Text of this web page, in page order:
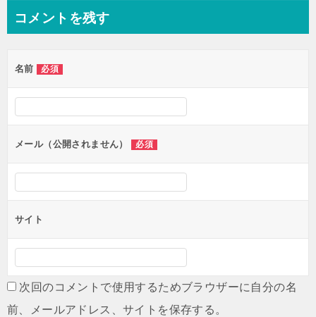
ビ
ー
シ
ョ
ン
コメントを残す
名前 必須
メール（公開されません） 必須
サイト
次回のコメントで使用するためブラウザーに自分の名
前、メールアドレス、サイトを保存する。